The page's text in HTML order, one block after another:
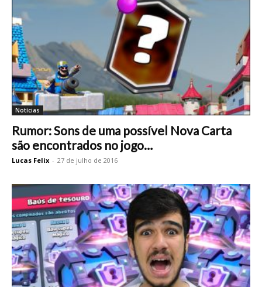
Notícias
Rumor: Sons de uma possível Nova Carta
são encontrados no jogo…
Lucas Felix - 27 de julho de 2016